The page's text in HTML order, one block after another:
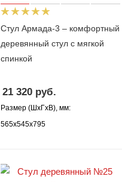
Стул Армада-3 – комфортный
деревянный стул с мягкой
спинкой
21 320 руб.
Размер (ШхГхВ), мм:
565х545х795